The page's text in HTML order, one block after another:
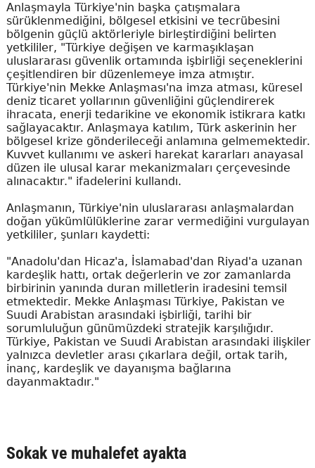
Anlaşmayla Türkiye'nin başka çatışmalara
sürüklenmediğini, bölgesel etkisini ve tecrübesini
bölgenin güçlü aktörleriyle birleştirdiğini belirten
yetkililer, "Türkiye değişen ve karmaşıklaşan
uluslararası güvenlik ortamında işbirliği seçeneklerini
çeşitlendiren bir düzenlemeye imza atmıştır.
Türkiye'nin Mekke Anlaşması'na imza atması, küresel
deniz ticaret yollarının güvenliğini güçlendirerek
ihracata, enerji tedarikine ve ekonomik istikrara katkı
sağlayacaktır. Anlaşmaya katılım, Türk askerinin her
bölgesel krize gönderileceği anlamına gelmemektedir.
Kuvvet kullanımı ve askeri harekat kararları anayasal
düzen ile ulusal karar mekanizmaları çerçevesinde
alınacaktır." ifadelerini kullandı.
Anlaşmanın, Türkiye'nin uluslararası anlaşmalardan
doğan yükümlülüklerine zarar vermediğini vurgulayan
yetkililer, şunları kaydetti:
"Anadolu'dan Hicaz'a, İslamabad'dan Riyad'a uzanan
kardeşlik hattı, ortak değerlerin ve zor zamanlarda
birbirinin yanında duran milletlerin iradesini temsil
etmektedir. Mekke Anlaşması Türkiye, Pakistan ve
Suudi Arabistan arasındaki işbirliği, tarihi bir
sorumluluğun günümüzdeki stratejik karşılığıdır.
Türkiye, Pakistan ve Suudi Arabistan arasındaki ilişkiler
yalnızca devletler arası çıkarlara değil, ortak tarih,
inanç, kardeşlik ve dayanışma bağlarına
dayanmaktadır."
Sokak ve muhalefet ayakta